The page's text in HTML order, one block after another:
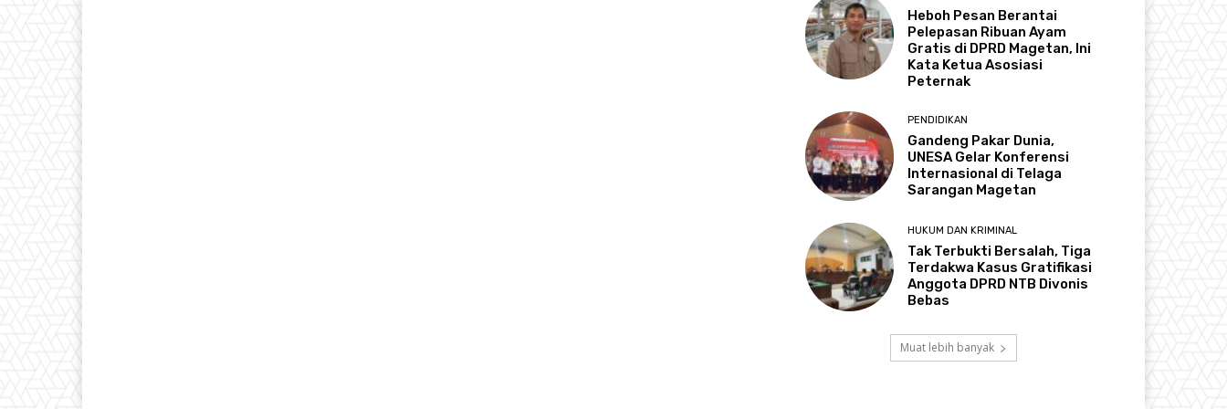
Heboh Pesan Berantai
Pelepasan Ribuan Ayam
Gratis di DPRD Magetan, Ini
Kata Ketua Asosiasi
Peternak
PENDIDIKAN
Gandeng Pakar Dunia,
UNESA Gelar Konferensi
Internasional di Telaga
Sarangan Magetan
HUKUM DAN KRIMINAL
Tak Terbukti Bersalah, Tiga
Terdakwa Kasus Gratifikasi
Anggota DPRD NTB Divonis
Bebas
Muat lebih banyak